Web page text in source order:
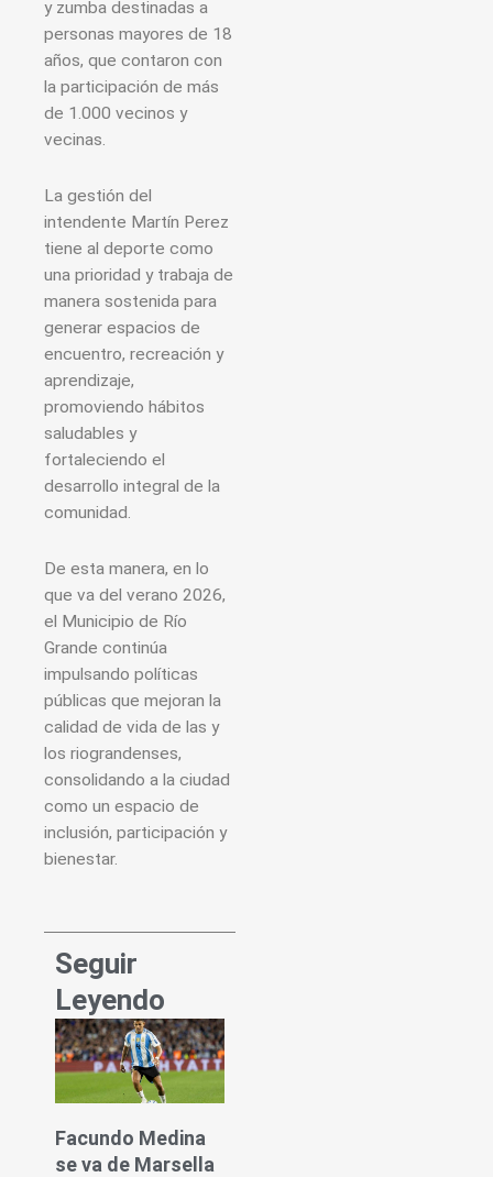
y zumba destinadas a
personas mayores de 18
años, que contaron con
la participación de más
de 1.000 vecinos y
vecinas.
La gestión del
intendente Martín Perez
tiene al deporte como
una prioridad y trabaja de
manera sostenida para
generar espacios de
encuentro, recreación y
aprendizaje,
promoviendo hábitos
saludables y
fortaleciendo el
desarrollo integral de la
comunidad.
De esta manera, en lo
que va del verano 2026,
el Municipio de Río
Grande continúa
impulsando políticas
públicas que mejoran la
calidad de vida de las y
los riograndenses,
consolidando a la ciudad
como un espacio de
inclusión, participación y
bienestar.
Seguir
Leyendo
Facundo Medina
se va de Marsella